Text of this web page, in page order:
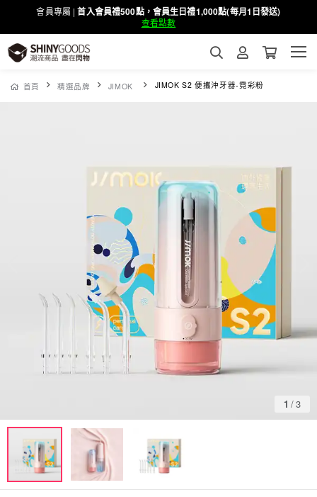
會員專屬 |首入會員禮500點，會員生日禮1,000點(每月1日發送)
查看點數
首頁 精選品牌 JIMOK JIMOK S2 便攜沖牙器-霓彩粉
1 /3